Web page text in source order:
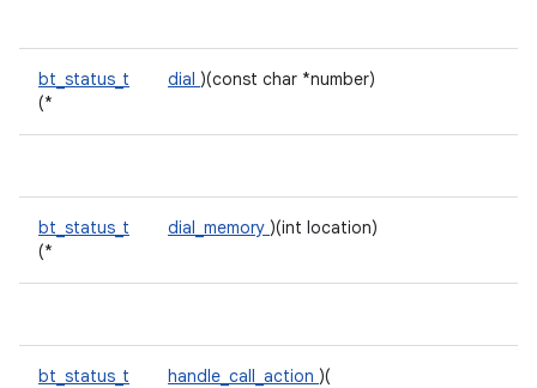
bt_status_t
(*
dial )(const char *number)
bt_status_t
(*
dial_memory )(int location)
bt_status_t
handle_call_action )(